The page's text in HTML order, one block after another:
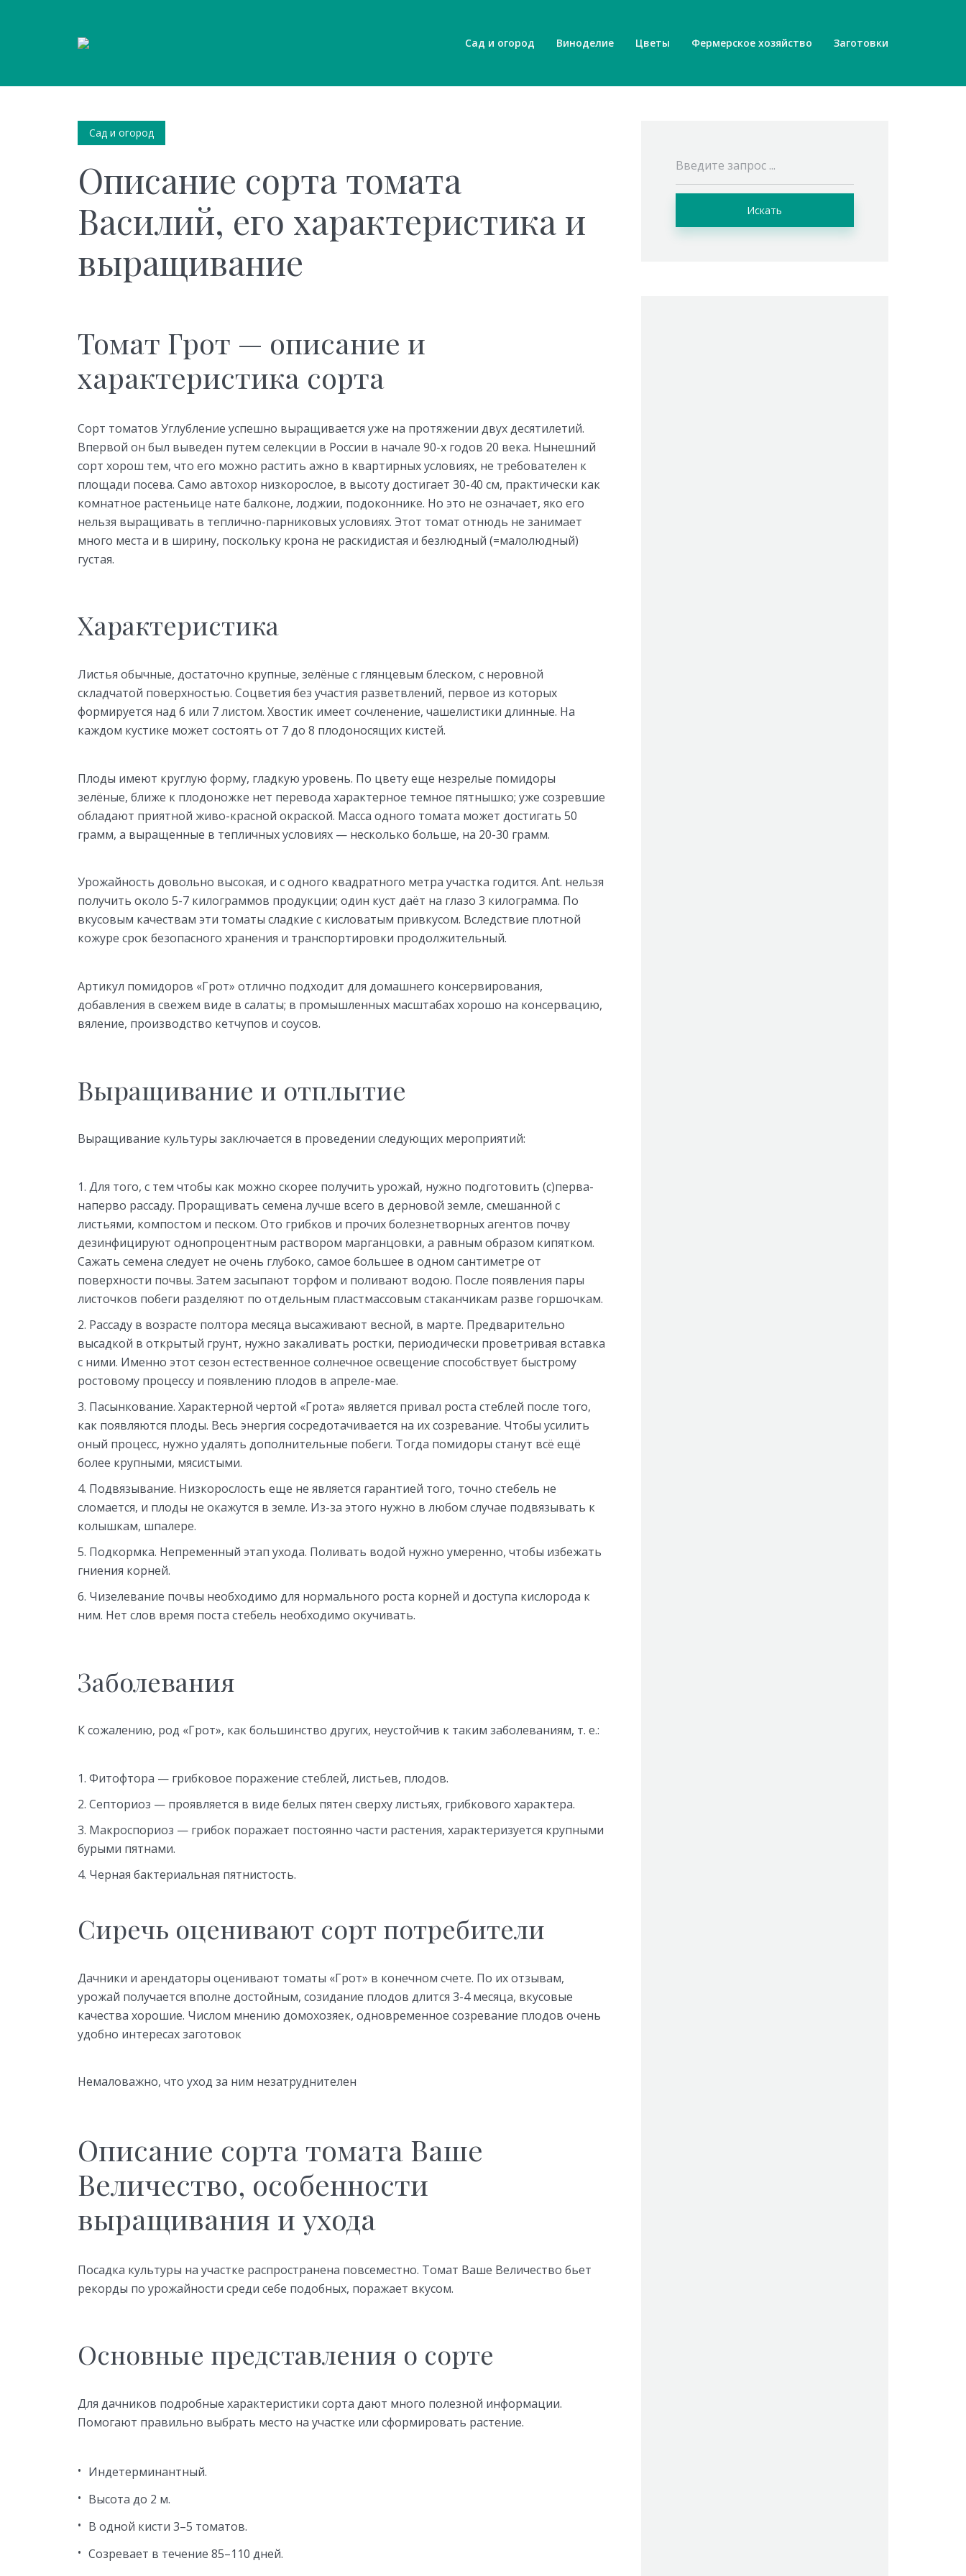
Сад и огород Виноделие Цветы Фермерское хозяйство Заготовки
Сад и огород
Описание сорта томата
Василий, его характеристика и
выращивание
Томат Грот — описание и
характеристика сорта
Сорт томатов Углубление успешно выращивается уже на протяжении двух десятилетий.
Впервой он был выведен путем селекции в России в начале 90-х годов 20 века. Нынешний
сорт хорош тем, что его можно растить ажно в квартирных условиях, не требователен к
площади посева. Само автохор низкорослое, в высоту достигает 30-40 см, практически как
комнатное растеньице нате балконе, лоджии, подоконнике. Но это не означает, яко его
нельзя выращивать в теплично-парниковых условиях. Этот томат отнюдь не занимает
много места и в ширину, поскольку крона не раскидистая и безлюдный (=малолюдный)
густая.
Характеристика
Листья обычные, достаточно крупные, зелёные с глянцевым блеском, с неровной
складчатой поверхностью. Соцветия без участия разветвлений, первое из которых
формируется над 6 или 7 листом. Хвостик имеет сочленение, чашелистики длинные. На
каждом кустике может состоять от 7 до 8 плодоносящих кистей.
Плоды имеют круглую форму, гладкую уровень. По цвету еще незрелые помидоры
зелёные, ближе к плодоножке нет перевода характерное темное пятнышко; уже созревшие
обладают приятной живо-красной окраской. Масса одного томата может достигать 50
грамм, а выращенные в тепличных условиях — несколько больше, на 20-30 грамм.
Урожайность довольно высокая, и с одного квадратного метра участка годится. Ant. нельзя
получить около 5-7 килограммов продукции; один куст даёт на глазо 3 килограмма. По
вкусовым качествам эти томаты сладкие с кисловатым привкусом. Вследствие плотной
кожуре срок безопасного хранения и транспортировки продолжительный.
Артикул помидоров «Грот» отлично подходит для домашнего консервирования,
добавления в свежем виде в салаты; в промышленных масштабах хорошо на консервацию,
вяление, производство кетчупов и соусов.
Выращивание и отплытие
Выращивание культуры заключается в проведении следующих мероприятий:
Для того, с тем чтобы как можно скорее получить урожай, нужно подготовить (с)перва-
наперво рассаду. Проращивать семена лучше всего в дерновой земле, смешанной с
листьями, компостом и песком. Ото грибков и прочих болезнетворных агентов почву
дезинфицируют однопроцентным раствором марганцовки, а равным образом кипятком.
Сажать семена следует не очень глубоко, самое большее в одном сантиметре от
поверхности почвы. Затем засыпают торфом и поливают водою. После появления пары
листочков побеги разделяют по отдельным пластмассовым стаканчикам разве горшочкам.
Рассаду в возрасте полтора месяца высаживают весной, в марте. Предварительно
высадкой в открытый грунт, нужно закаливать ростки, периодически проветривая вставка
с ними. Именно этот сезон естественное солнечное освещение способствует быстрому
ростовому процессу и появлению плодов в апреле-мае.
Пасынкование. Характерной чертой «Грота» является привал роста стеблей после того,
как появляются плоды. Весь энергия сосредотачивается на их созревание. Чтобы усилить
оный процесс, нужно удалять дополнительные побеги. Тогда помидоры станут всё ещё
более крупными, мясистыми.
Подвязывание. Низкорослость еще не является гарантией того, точно стебель не
сломается, и плоды не окажутся в земле. Из-за этого нужно в любом случае подвязывать к
колышкам, шпалере.
Подкормка. Непременный этап ухода. Поливать водой нужно умеренно, чтобы избежать
гниения корней.
Чизелевание почвы необходимо для нормального роста корней и доступа кислорода к
ним. Нет слов время поста стебель необходимо окучивать.
Заболевания
К сожалению, род «Грот», как большинство других, неустойчив к таким заболеваниям, т. е.:
Фитофтора — грибковое поражение стеблей, листьев, плодов.
Септориоз — проявляется в виде белых пятен сверху листьях, грибкового характера.
Макроспориоз — грибок поражает постоянно части растения, характеризуется крупными
бурыми пятнами.
Черная бактериальная пятнистость.
Сиречь оценивают сорт потребители
Дачники и арендаторы оценивают томаты «Грот» в конечном счете. По их отзывам,
урожай получается вполне достойным, созидание плодов длится 3-4 месяца, вкусовые
качества хорошие. Числом мнению домохозяек, одновременное созревание плодов очень
удобно интересах заготовок
Немаловажно, что уход за ним незатруднителен
Описание сорта томата Ваше
Величество, особенности
выращивания и ухода
Посадка культуры на участке распространена повсеместно. Томат Ваше Величество бьет
рекорды по урожайности среди себе подобных, поражает вкусом.
Основные представления о сорте
Для дачников подробные характеристики сорта дают много полезной информации.
Помогают правильно выбрать место на участке или сформировать растение.
Индетерминантный.
Высота до 2 м.
В одной кисти 3–5 томатов.
Созревает в течение 85–110 дней.
Искать